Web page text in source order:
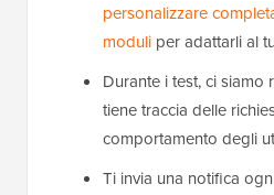
personalizzare
moduli per adattarli al
Durante i test, ci siamo
tiene traccia delle
comportamento degli
Ti invia una notifica